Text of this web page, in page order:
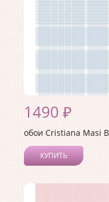
1490 ₽
обои Cristiana Masi
КУПИТЬ
Коллекция:Bim Bum